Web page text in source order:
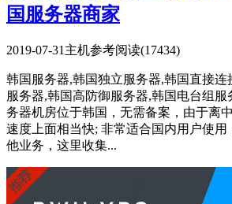
国服务器商家
2019-07-31 主机参考阅读(17434)
韩国服务器,韩国独立服务器,韩国直接
服务器,韩国高防御服务器,韩国电台组服
务器机房位于韩国，无需备案，由于离
速度上面相当快; 非常适合国内用户使
他业务，这里收集...